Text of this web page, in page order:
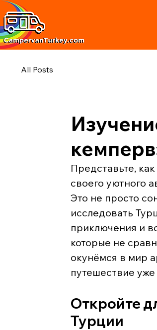
All Posts
Представьте,
своего уютного
Это не просто
исследовать
приключения и
которые не
окунёмся в мир
путешествие уже
Откройте
Турции